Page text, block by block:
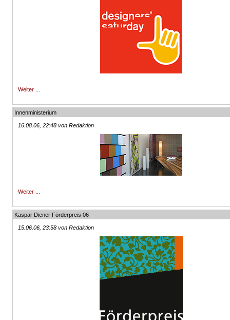
Weiter ...
Innenministerium
16.08.06, 22:48 von Redaktion
Weiter ...
Kaspar Diener Förderpreis 06
15.06.06, 23:58 von Redaktion